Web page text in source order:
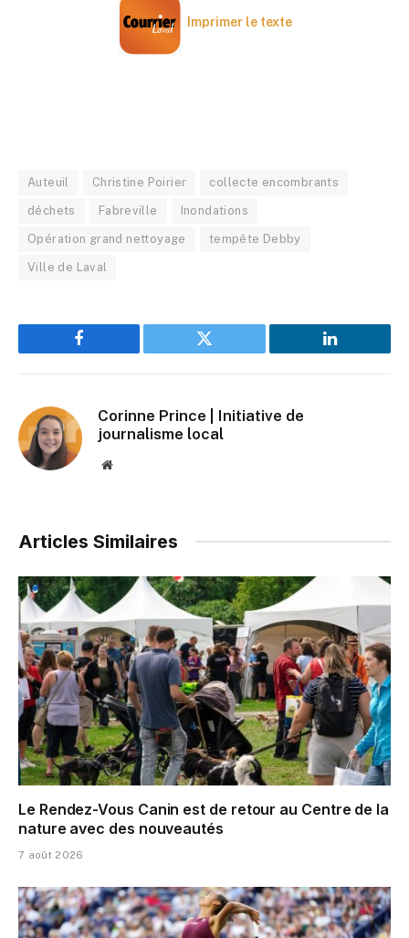
Imprimer le texte
Auteuil Christine Poirier collecte encombrants
déchets Fabreville Inondations
Opération grand nettoyage tempête Debby
Ville de Laval
Facebook Twitter LinkedIn
Corinne Prince | Initiative de
journalisme local
Website
Articles Similaires
Le Rendez-Vous Canin est de retour au Centre de la
nature avec des nouveautés
7 août 2026